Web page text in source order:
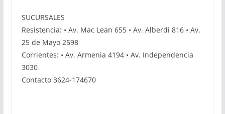
SUCURSALES
Resistencia: • Av. Mac Lean 655 • Av. Alberdi 816 • Av.
25 de Mayo 2598
Corrientes: • Av. Armenia 4194 • Av. Independencia
3030
Contacto 3624-174670